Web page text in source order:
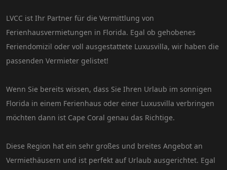
LVCC ist Ihr Partner für die Vermittlung von
Ferienhausvermietungen in Florida. Egal ob gehobenes
Feriendomizil oder voll ausgestattete Luxusvilla, wir haben die
passenden Vermieter gelistet!
Wenn Sie bereits wissen, dass Sie Ihren Urlaub im sonnigen
Florida in einem Ferienhaus oder einer Luxusvilla verbringen
möchten dann ist Cape Coral genau das Richtige.
Diese Region hat ein sehr großes und breites Angebot an
Vermiethäusern und ist perfekt auf Urlaub ausgerichtet. Egal